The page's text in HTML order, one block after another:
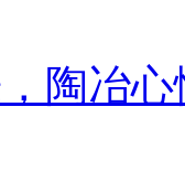
陶冶心